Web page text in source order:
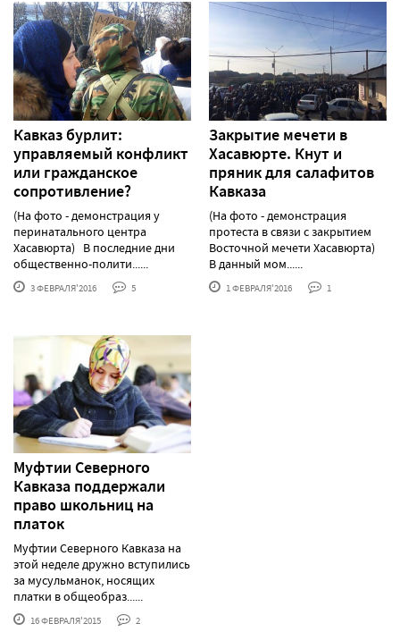
Кавказ бурлит:
управляемый конфликт
или гражданское
сопротивление?
(На фото - демонстрация у
перинатального центра
Хасавюрта) В последние дни
общественно-полити......
3 ФЕВРАЛЯ'2016 5
Закрытие мечети в
Хасавюрте. Кнут и
пряник для салафитов
Кавказа
(На фото - демонстрация
протеста в связи с закрытием
Восточной мечети Хасавюрта)
В данный мом......
1 ФЕВРАЛЯ'2016 1
Муфтии Северного
Кавказа поддержали
право школьниц на
платок
Муфтии Северного Кавказа на
этой неделе дружно вступились
за мусульманок, носящих
платки в общеобраз......
16 ФЕВРАЛЯ'2015 2